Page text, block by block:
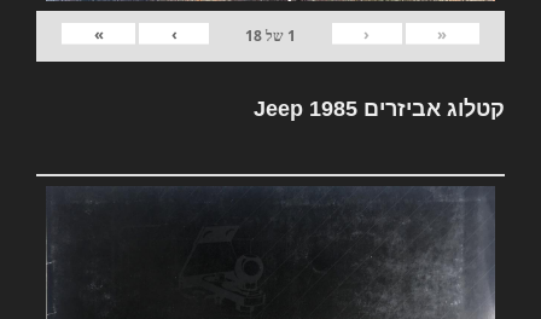
«
‹
1 של18
›
»
קטלוג אביזרים Jeep 1985